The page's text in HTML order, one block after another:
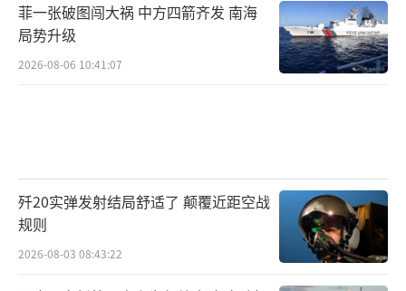
菲一张破图闯大祸 中方四箭齐发 南海
局势升级
2026-08-06 10:41:07
歼20实弹发射结局舒适了 颠覆近距空战
规则
2026-08-03 08:43:22